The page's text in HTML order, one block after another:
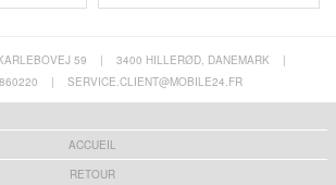
59 | 3400 HILLERØD, DANEMARK
|
| SERVICE.CLIENT@MOBILE24.FR
ACCUEIL
RETOUR